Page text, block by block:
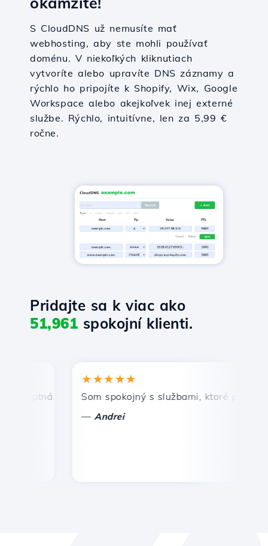
S CloudDNS už nemusíte mať
webhosting, aby ste mohli používať
doménu. V niekoľkých kliknutiach
vytvoríte alebo upravíte DNS záznamy a
rýchlo ho pripojíte k Shopify, Wix, Google
Workspace alebo akejkoľvek inej externé
službe. Rýchlo, intuitívne, len za 5,99 €
ročne.
Pridajte sa k viac ako
51,961 spokojní klienti.
a efektívna technická podpora.
★★★★★
Som spokojný s službami, ktoré ponúka
Andrei